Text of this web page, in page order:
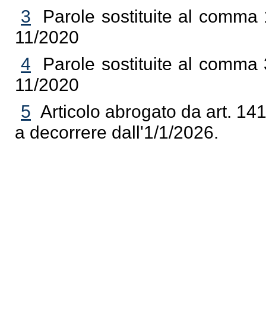
3
Parole sostituite al
11/2020
4
Parole sostituite al
11/2020
5 Articolo abrogato da art.
a decorrere dall'1/1/2026.